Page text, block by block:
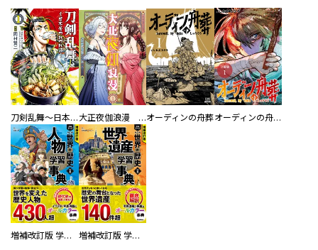
刀剣乱舞～日本号つれづれ酒～ 大正夜伽浪漫 －金曜日の花嫁—オーディンの舟葬 オーディンの舟葬 分冊版
増補改訂版 学研まんが NEW世界の歴史 別巻 人物学習事典 増補改訂版 学研まんが NEW世界の歴史 別巻 世界遺産学習事典